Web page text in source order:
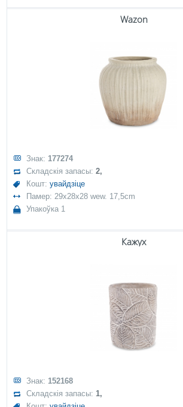
Wazon
Знак: 177274
Складскія запасы:2,
Кошт:увайдзіце
Памер: 29x28x28 wew. 17,5cm
Упакоўка 1
Кажух
Знак: 152168
Складскія запасы:1,